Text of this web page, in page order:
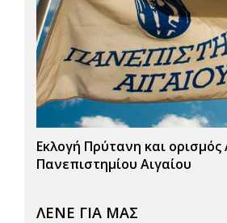
Εκλογή Πρύτανη και
Πανεπιστημίου Αιγαίου
ΛΕΝΕ ΓΙΑ ΜΑΣ